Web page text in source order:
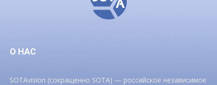
О НАС
SOTAvision (сокращенно SOTA) — российское независимое